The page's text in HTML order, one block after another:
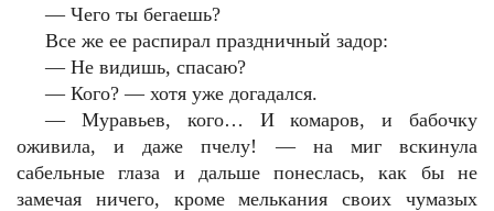
— Чего ты бегаешь?
Все же ее распирал праздничный задор:
— Не видишь, спасаю?
— Кого? — хотя уже догадался.
— Муравьев, кого… И комаров, и бабочку
оживила, и даже пчелу! — на миг вскинула
сабельные глаза и дальше понеслась, как бы не
замечая ничего, кроме мелькания своих чумазых